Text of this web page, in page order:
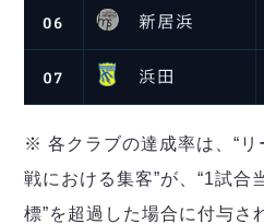
※ 各クラブの達成率は、“リ
戦における集客”が、“1試合
標”を超過した場合に付与さ